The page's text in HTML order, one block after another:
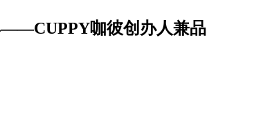
——CUPPY咖彼创办人兼品